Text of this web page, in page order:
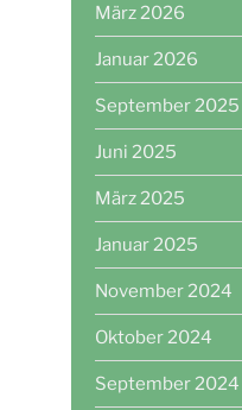
März 2026
Januar 2026
September 2025
Juni 2025
März 2025
Januar 2025
November 2024
Oktober 2024
September 2024